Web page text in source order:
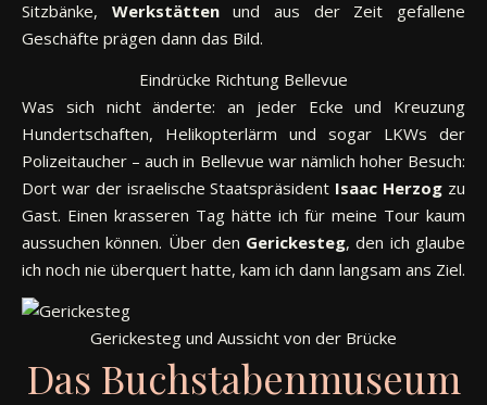
Sitzbänke, Werkstättenund aus der Zeit gefallene
Geschäfte prägen dann das Bild.
Eindrücke Richtung Bellevue
Was sich nicht änderte: an jeder Ecke und Kreuzung
Hundertschaften, Helikopterlärm und sogar LKWs der
Polizeitaucher – auch in Bellevue war nämlich hoher Besuch:
Dort war der israelische Staatspräsident Isaac Herzog zu
Gast. Einen krasseren Tag hätte ich für meine Tour kaum
aussuchen können. Über den Gerickesteg, den ich glaube
ich noch nie überquert hatte, kam ich dann langsam ans Ziel.
Gerickesteg und Aussicht von der Brücke
Das Buchstabenmuseum